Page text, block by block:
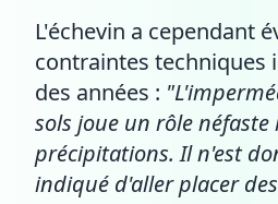
L'échevin a cependant
contraintes techniques
des années :
sols joue un rôle néfaste
précipitations. Il n'est
indiqué d'aller placer